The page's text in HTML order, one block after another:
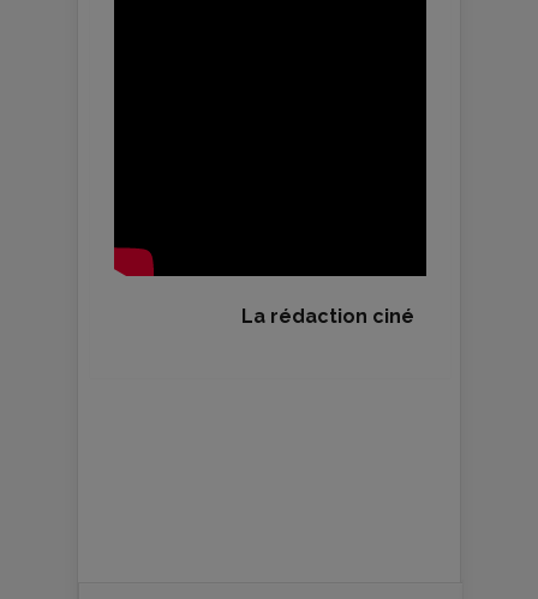
La rédaction ciné